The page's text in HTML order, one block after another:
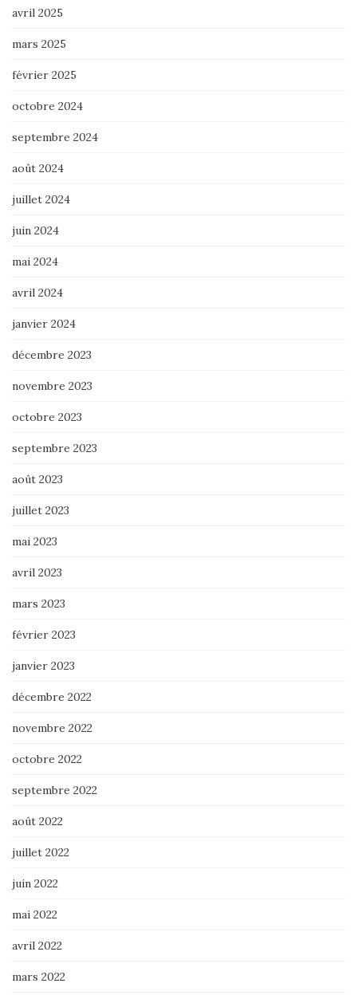
avril 2025
mars 2025
février 2025
octobre 2024
septembre 2024
août 2024
juillet 2024
juin 2024
mai 2024
avril 2024
janvier 2024
décembre 2023
novembre 2023
octobre 2023
septembre 2023
août 2023
juillet 2023
mai 2023
avril 2023
mars 2023
février 2023
janvier 2023
décembre 2022
novembre 2022
octobre 2022
septembre 2022
août 2022
juillet 2022
juin 2022
mai 2022
avril 2022
mars 2022